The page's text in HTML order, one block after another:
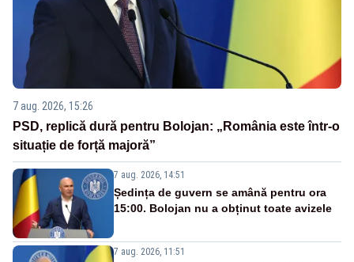
7 aug. 2026, 15:26
PSD, replică dură pentru Bolojan: „România este într-o
situație de forță majoră”
7 aug. 2026, 14:51
Ședința de guvern se amână pentru ora
15:00. Bolojan nu a obținut toate avizele
7 aug. 2026, 11:51